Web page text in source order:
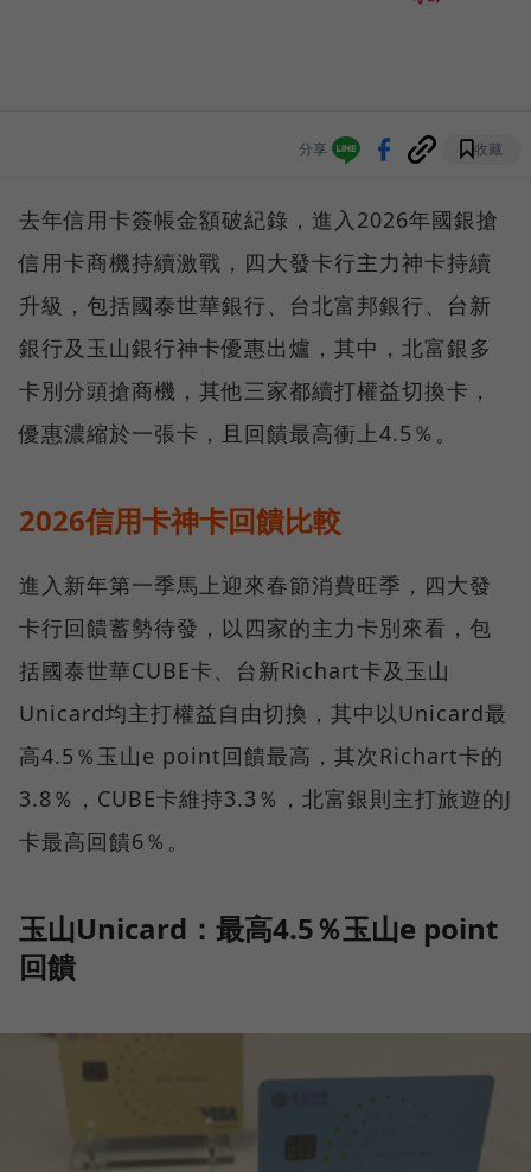
分享 收藏
去年信用卡簽帳金額破紀錄，進入2026年國銀搶
信用卡商機持續激戰，四大發卡行主力神卡持續
升級，包括國泰世華銀行、台北富邦銀行、台新
銀行及玉山銀行神卡優惠出爐，其中，北富銀多
卡別分頭搶商機，其他三家都續打權益切換卡，
優惠濃縮於一張卡，且回饋最高衝上4.5％。
2026信用卡神卡回饋比較
進入新年第一季馬上迎來春節消費旺季，四大發
卡行回饋蓄勢待發，以四家的主力卡別來看，包
括國泰世華CUBE卡、台新Richart卡及玉山
Unicard均主打權益自由切換，其中以Unicard最
高4.5％玉山e point回饋最高，其次Richart卡的
3.8％，CUBE卡維持3.3％，北富銀則主打旅遊的J
卡最高回饋6％。
玉山Unicard：最高4.5％玉山e point
回饋